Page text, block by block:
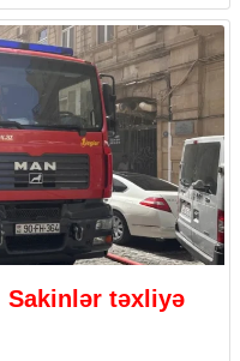
Sakinlər təxliyə